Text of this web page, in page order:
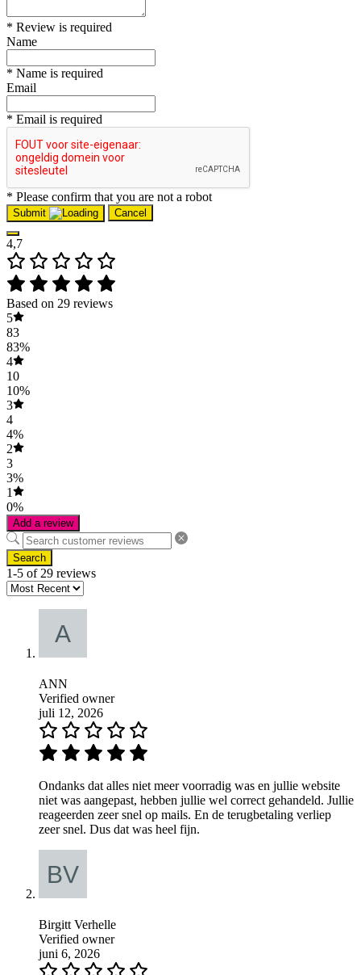
* Review is required
Name
* Name is required
Email
* Email is required
* Please confirm that you are not a robot
Submit Cancel
4,7
Based on 29 reviews
5
83
83%
4
10
10%
3
4
4%
2
3
3%
1
0%
Add a review
Search
1-5 of 29 reviews
ANN
Verified owner
juli 12, 2026
Ondanks dat alles niet meer voorradig was en jullie website
niet was aangepast, hebben jullie wel correct gehandeld. Jullie
reageerden zeer snel op mails. En de terugbetaling verliep
zeer snel. Dus dat was heel fijn.
Birgitt Verhelle
Verified owner
juni 6, 2026